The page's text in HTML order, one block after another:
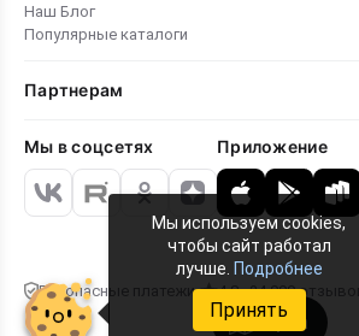
Карта
Наш Блог
Популярные каталоги
Партнерам
Мы в соцсетях Приложение
Безопасные платежи 4.8 · 24 000 отзывов
Мы используем cookies,
чтобы сайт работал
лучше. Подробнее
Принять